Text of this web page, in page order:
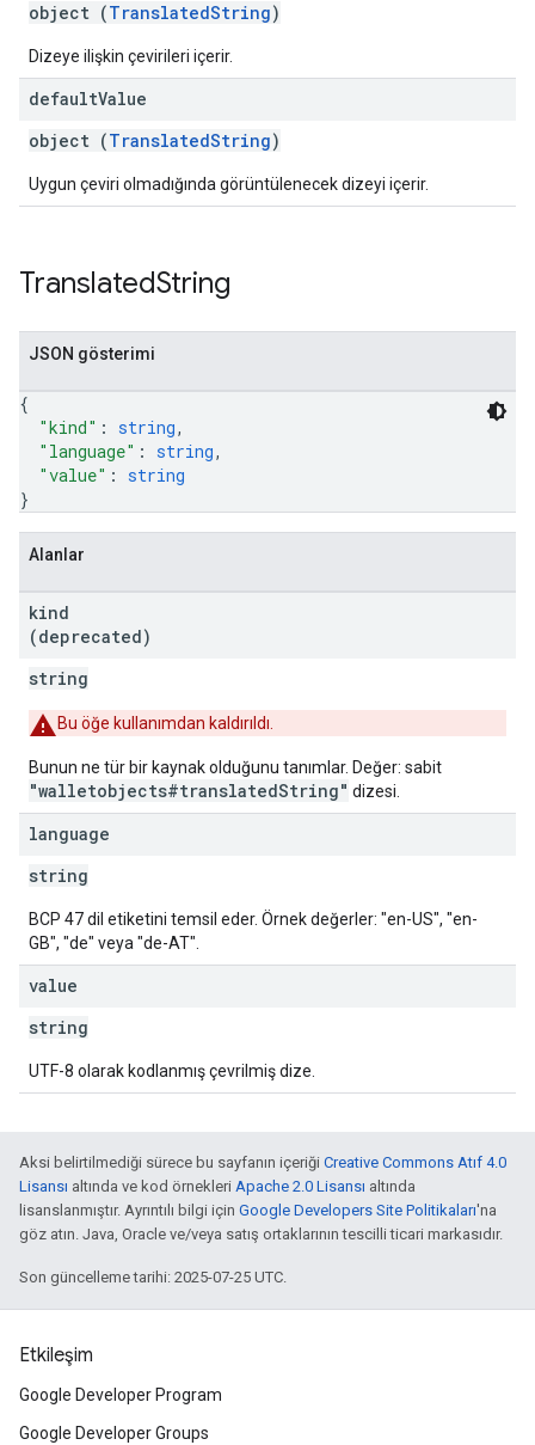
object (TranslatedString)
Dizeye ilişkin çevirileri içerir.
defaultValue
object (TranslatedString)
Uygun çeviri olmadığında görüntülenecek dizeyi içerir.
TranslatedString
JSON gösterimi
{
"kind" : string,
"language" : string,
"value" : string
}
Alanlar
kind
(deprecated)
string
Bu öğe kullanımdan kaldırıldı.
Bunun ne tür bir kaynak olduğunu tanımlar. Değer: sabit
"walletobjects#translatedString" dizesi.
language
string
BCP 47 dil etiketini temsil eder. Örnek değerler: "en-US", "en-
GB", "de" veya "de-AT".
value
string
UTF-8 olarak kodlanmış çevrilmiş dize.
Aksi belirtilmediği sürece bu sayfanın içeriği Creative Commons Atıf 4.0
Lisansı altında ve kod örnekleri Apache 2.0 Lisansı altında
lisanslanmıştır. Ayrıntılı bilgi için Google Developers Site Politikaları'na
göz atın. Java, Oracle ve/veya satış ortaklarının tescilli ticari markasıdır.
Son güncelleme tarihi: 2025-07-25 UTC.
Etkileşim
Google Developer Program
Google Developer Groups